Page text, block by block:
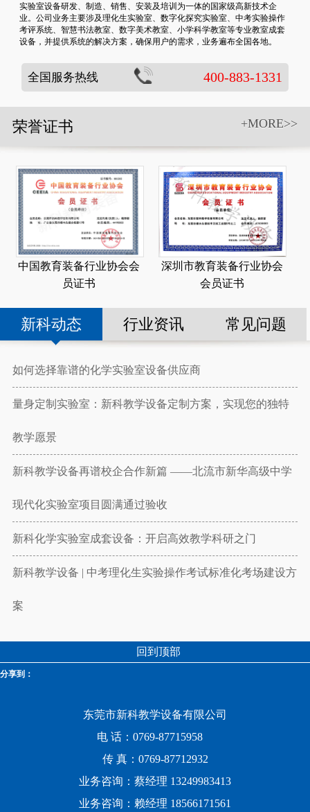
实验室设备研发、制造、销售、安装及培训为一体的国家级高新技术企
业。公司业务主要涉及理化生实验室、数字化探究实验室、中考实验操作
考评系统、智慧书法教室、数字美术教室、小学科学教室等专业教室成套
设备，并提供系统的解决方案，确保用户的需求，业务遍布全国各地。
全国服务热线 400-883-1331
+MORE>>
荣誉证书
中国教育装备行业协会会
员证书
深圳市教育装备行业协会
会员证书
新科动态 行业资讯 常见问题
如何选择靠谱的化学实验室设备供应商
量身定制实验室：新科教学设备定制方案，实现您的独特
教学愿景
新科教学设备再谱校企合作新篇 ——北流市新华高级中学
现代化实验室项目圆满通过验收
新科化学实验室成套设备：开启高效教学科研之门
新科教学设备 | 中考理化生实验操作考试标准化考场建设方
案
回到顶部
分享到：
东莞市新科教学设备有限公司
电 话：0769-87715958
传 真：0769-87712932
业务咨询：蔡经理 13249983413
业务咨询：赖经理 18566171561